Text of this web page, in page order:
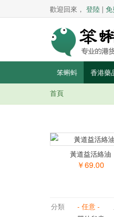
歡迎回來， 登陸 |
笨蝌蚪 香港藥
你在這里
首頁
黃道益活絡油
￥69.00
分類 - 任意 -